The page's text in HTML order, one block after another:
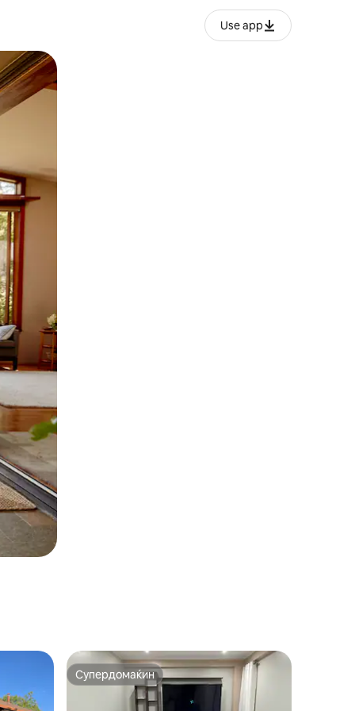
Use app
или со лизгање.
Супердомаќин
Супердомаќин